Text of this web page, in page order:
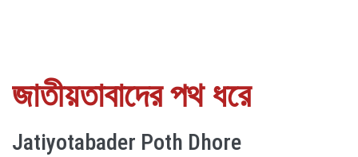
জাতীয়তাবাদের পথ ধরে
Jatiyotabader Poth Dhore